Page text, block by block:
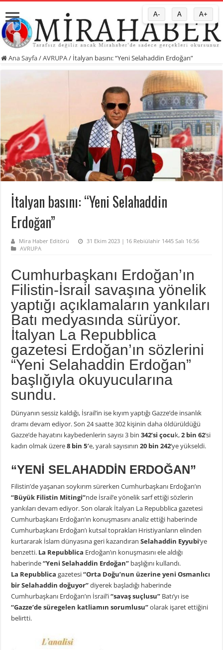
Ana Sayfa/AVRUPA/ İtalyan basını: “Yeni Selahaddin Erdoğan”
İtalyan basını: “Yeni Selahaddin
Erdoğan”
Mira Haber Editörü
31 Ekim 2023 | 16 Rebiülahir 1445 Salı 16:56
AVRUPA
Cumhurbaşkanı Erdoğan’ın
Filistin-İsrail savaşına yönelik
yaptığı açıklamaların yankıları
Batı medyasında sürüyor.
İtalyan La Repubblica
gazetesi Erdoğan’ın sözlerini
“Yeni Selahaddin Erdoğan”
başlığıyla okuyucularına
sundu.
Dünyanın sessiz kaldığı, İsrail’in ise kıyım yaptığı Gazze’de insanlık
dramı devam ediyor. Son 24 saatte 302 kişinin daha öldürüldüğü
Gazze’de hayatını kaybedenlerin sayısı 3 bin342’si çocuk,2 bin 62‘si
kadın olmak üzere8 bin 5′e, yaralı sayısının20 bin 242‘ye yükseldi.
“YENİ SELAHADDİN ERDOĞAN”
Filistin’de yaşanan soykırım sürerken Cumhurbaşkanı Erdoğan’ın
“Büyük Filistin Mitingi”nde İsrail’e yönelik sarf ettiği sözlerin
yankıları devam ediyor. Son olarak İtalyan La Repubblica gazetesi
Cumhurbaşkanı Erdoğan’ın konuşmasını analiz ettiği haberinde
Cumhurbaşkanı Erdoğan’ı kutsal toprakları Hristiyanların elinden
kurtararak İslam dünyasına geri kazandıranSelahaddin Eyyubi‘ye
benzetti. La Repubblica Erdoğan’ın konuşmasını ele aldığı
haberinde“Yeni Selahaddin Erdoğan” başlığını kullandı.
La Repubblica gazetesi“Orta Doğu’nun üzerine yeni Osmanlıcı
bir Selahaddin doğuyor”diyerek başladığı haberinde
Cumhurbaşkanı Erdoğan’ın İsrail’i“savaş suçlusu” Batı’yı ise
“Gazze’de süregelen katliamın sorumlusu”olarak işaret ettiğini
belirtti.
A- A A+